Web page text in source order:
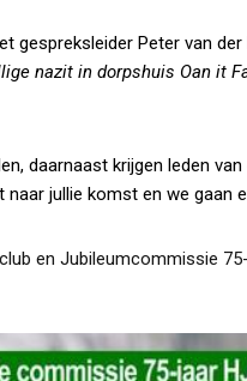
gespreksleider Peter van der
nazit in dorpshuis Oan it
daarnaast krijgen leden
jullie komst en we gaan
en Jubileumcommissie